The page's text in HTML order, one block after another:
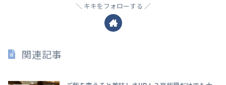
キキをフォローする
関連記事